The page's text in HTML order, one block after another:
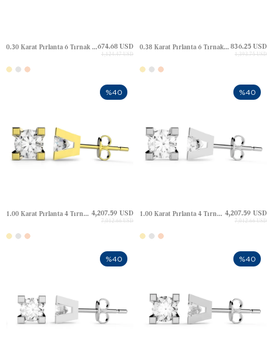
0.30 Karat Pırlanta 6 Tırnak Tektaş Altın Küpe674.68 USD
1,124.47 USD
0.38 Karat Pırlanta 6 Tırnak Tektaş Altın Küpe 836.25 USD
1,393.75 USD
1.00 Karat Pırlanta 4 Tırnak Tektaş Altın Küpe 4,207.59 USD
7,012.66 USD
%40
1.00 Karat Pırlanta 4 Tırnak Tektaş Altın Küpe 4,207.59 USD
7,012.66 USD
%40
%40 %40